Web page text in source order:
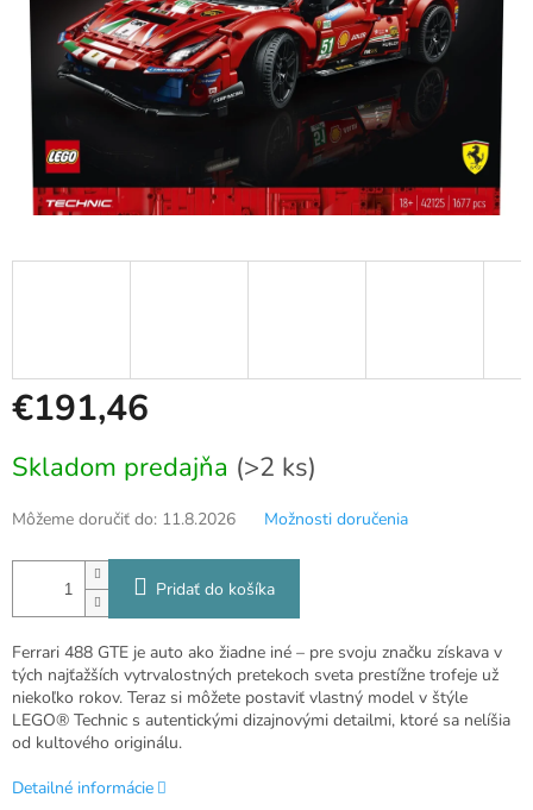
€191,46
cena:
Skladom predajňa (>2 ks)
Môžeme doručiť do: 11.8.2026 Možnosti doručenia
Pridať do košíka
Ferrari 488 GTE je auto ako žiadne iné – pre svoju značku získava v
tých najťažších vytrvalostných pretekoch sveta prestížne trofeje už
niekoľko rokov. Teraz si môžete postaviť vlastný model v štýle
LEGO® Technic s autentickými dizajnovými detailmi, ktoré sa nelíšia
od kultového originálu.
Detailné informácie